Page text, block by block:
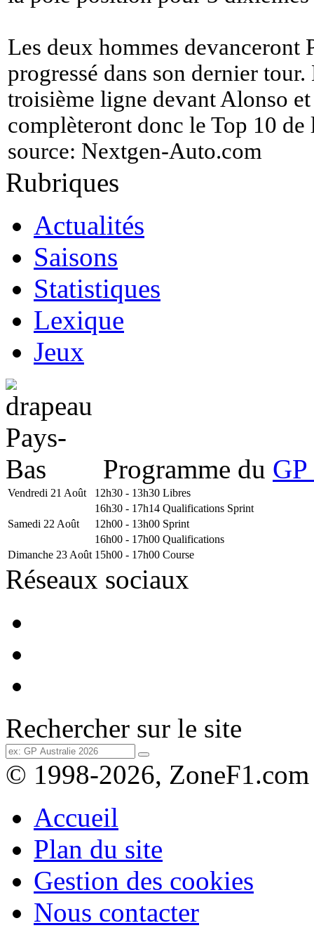
Les deux hommes devanceront
progressé dans son dernier
troisième ligne devant Alonso
complèteront donc le Top 10
source: Nextgen-Auto.com
Rubriques
Actualités
Saisons
Statistiques
Lexique
Jeux
Programme du
Vendredi 21 Août 12h30 - 13h30 Libres
16h30 - 17h14 Qualifications Sprint
Samedi 22 Août
12h00 - 13h00 Sprint
16h00 - 17h00 Qualifications
Dimanche 23 Août 15h00 - 17h00 Course
Réseaux sociaux
Rechercher sur le site
© 1998-2026, ZoneF1.com
Accueil
Plan du site
Gestion des cookies
Nous contacter